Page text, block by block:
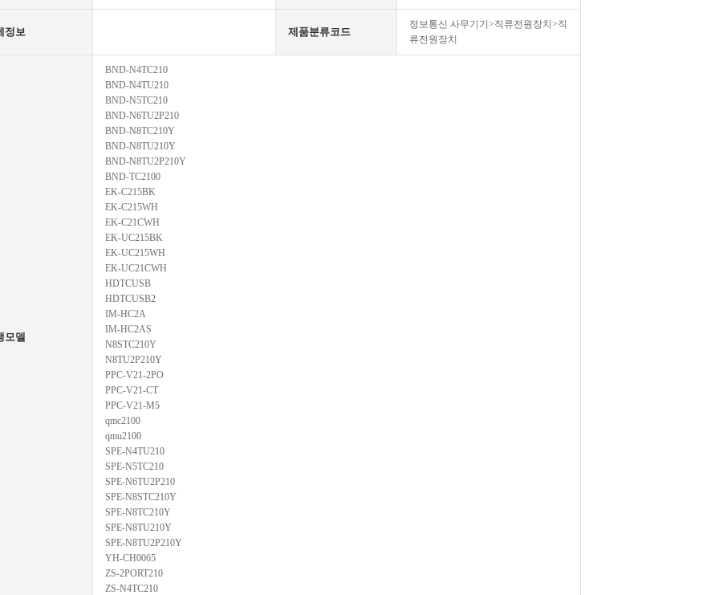
정보 제품분류코드
정보통신 사무기기>직류전원장치>직
류전원장치
모델
BND-N4TC210
BND-N4TU210
BND-N5TC210
BND-N6TU2P210
BND-N8TC210Y
BND-N8TU210Y
BND-N8TU2P210Y
BND-TC2100
EK-C215BK
EK-C215WH
EK-C21CWH
EK-UC215BK
EK-UC215WH
EK-UC21CWH
HDTCUSB
HDTCUSB2
IM-HC2A
IM-HC2AS
N8STC210Y
N8TU2P210Y
PPC-V21-2PO
PPC-V21-CT
PPC-V21-M5
qmc2100
qmu2100
SPE-N4TU210
SPE-N5TC210
SPE-N6TU2P210
SPE-N8STC210Y
SPE-N8TC210Y
SPE-N8TU210Y
SPE-N8TU2P210Y
YH-CH0065
ZS-2PORT210
ZS-N4TC210